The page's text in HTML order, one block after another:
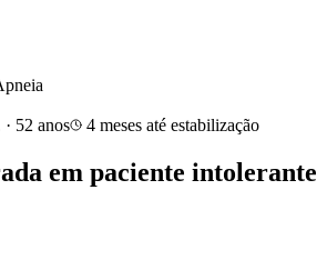
· 52 anos 4 meses até estabilização
em paciente intolerante